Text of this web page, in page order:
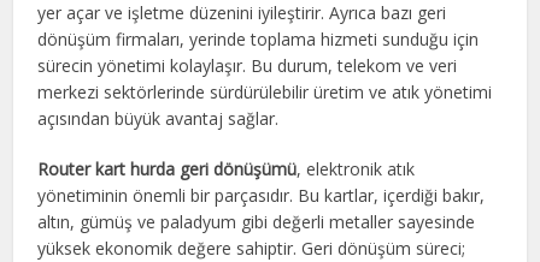
yer açar ve işletme düzenini iyileştirir. Ayrıca bazı geri
dönüşüm firmaları, yerinde toplama hizmeti sunduğu için
sürecin yönetimi kolaylaşır. Bu durum, telekom ve veri
merkezi sektörlerinde sürdürülebilir üretim ve atık yönetimi
açısından büyük avantaj sağlar.
Router kart hurda geri dönüşümü, elektronik atık
yönetiminin önemli bir parçasıdır. Bu kartlar, içerdiği bakır,
altın, gümüş ve paladyum gibi değerli metaller sayesinde
yüksek ekonomik değere sahiptir. Geri dönüşüm süreci;